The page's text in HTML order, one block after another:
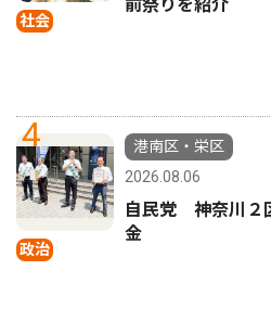
社会
前祭りを紹介
4
政治
港南区・栄区
2026.08.06
自民党 神奈川２
金